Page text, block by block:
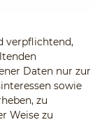
verpflichtend,
Daten nur zur
sowie
zu
Weise zu